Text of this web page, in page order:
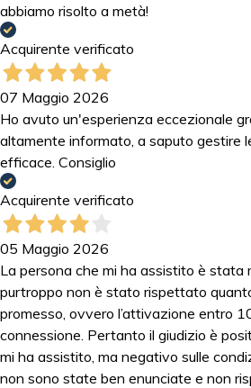
abbiamo risolto a metà!
Acquirente verificato
07 Maggio 2026
Ho avuto un'esperienza eccezionale
altamente informato, a saputo gestire
efficace. Consiglio
Acquirente verificato
05 Maggio 2026
La persona che mi ha assistito è stata
purtroppo non è stato rispettato
promesso, ovvero l’attivazione entro
connessione. Pertanto il giudizio è
mi ha assistito, ma negativo sulle
non sono state ben enunciate e non